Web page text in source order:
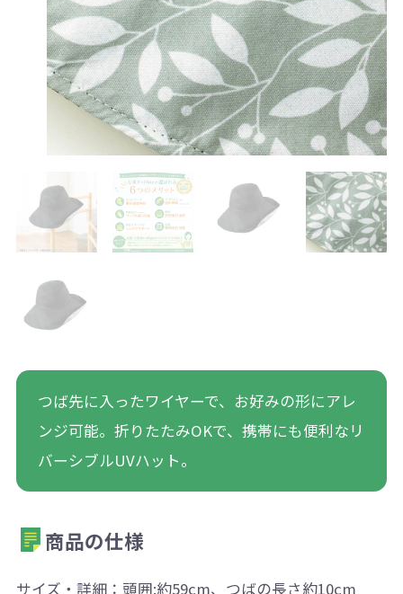
つば先に入ったワイヤーで、お好みの形にアレ
ンジ可能。折りたたみOKで、携帯にも便利なリ
バーシブルUVハット。
商品の仕様
サイズ・詳細：頭囲:約59cm、つばの長さ約10cm